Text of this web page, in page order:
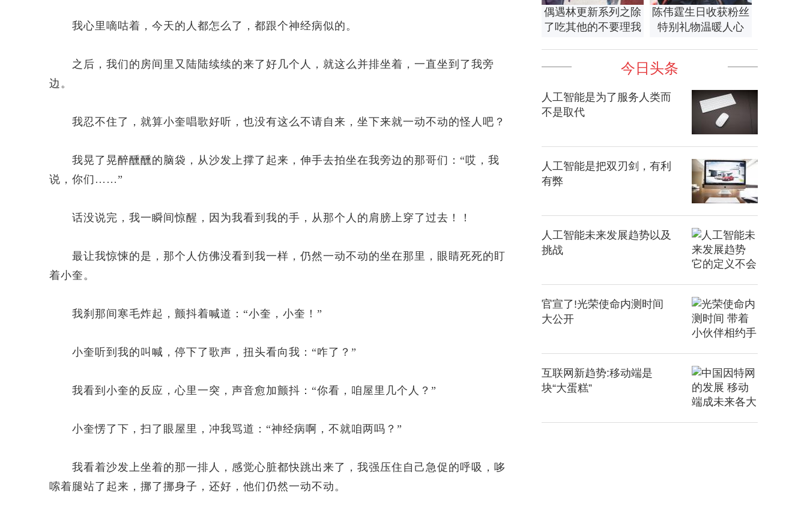
我心里嘀咕着，今天的人都怎么了，都跟个神经病似的。
之后，我们的房间里又陆陆续续的来了好几个人，就这么并排坐着，一直坐到了我旁
边。
我忍不住了，就算小奎唱歌好听，也没有这么不请自来，坐下来就一动不动的怪人吧？
我晃了晃醉醺醺的脑袋，从沙发上撑了起来，伸手去拍坐在我旁边的那哥们：“哎，我
说，你们……”
话没说完，我一瞬间惊醒，因为我看到我的手，从那个人的肩膀上穿了过去！！
最让我惊悚的是，那个人仿佛没看到我一样，仍然一动不动的坐在那里，眼睛死死的盯
着小奎。
我刹那间寒毛炸起，颤抖着喊道：“小奎，小奎！”
小奎听到我的叫喊，停下了歌声，扭头看向我：“咋了？”
我看到小奎的反应，心里一突，声音愈加颤抖：“你看，咱屋里几个人？”
小奎愣了下，扫了眼屋里，冲我骂道：“神经病啊，不就咱两吗？”
我看着沙发上坐着的那一排人，感觉心脏都快跳出来了，我强压住自己急促的呼吸，哆
嗦着腿站了起来，挪了挪身子，还好，他们仍然一动不动。
偶遇林更新系列之除
了吃其他的不要理我
陈伟霆生日收获粉丝
特别礼物温暖人心
今日头条
人工智能是为了服务人类而
不是取代
人工智能是把双刃剑，有利
有弊
人工智能未来发展趋势以及
挑战
官宣了!光荣使命内测时间
大公开
互联网新趋势:移动端是
块“大蛋糕”